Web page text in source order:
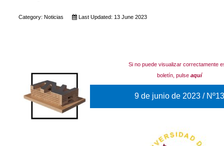
Directorio FCCE
Category: Noticias Last Updated: 13 June 2023
Si no puede visualizar correctamente
boletín, pulse aquí
9 de junio de 2023 / Nº13